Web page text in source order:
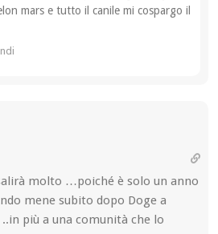
mars e tutto il canile mi cospargo il
molto …poiché è solo un anno
mene subito dopo Doge a
più a una comunità che lo